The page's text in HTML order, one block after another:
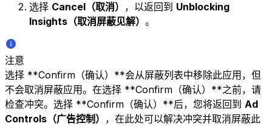
选择 Cancel（取消） ，以返回到 Unblocking
Insights（取消屏蔽见解） 。
注意
选择 **Confirm（确认）**会从屏蔽列表中移除此应用，但
不会取消屏蔽应用。在选择 **Confirm（确认）**之前，请
检查冲突。选择 **Confirm（确认）**后，您将返回到 Ad
Controls（广告控制） ，在此处可以解决冲突并取消屏蔽此